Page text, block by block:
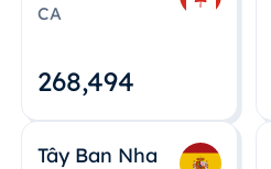
CA
268,495
Tây Ban Nha